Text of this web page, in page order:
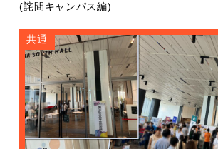
(詫間キャンパス編)
共通